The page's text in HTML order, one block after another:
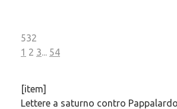
532
1 2 3 54
[item]
Lettere a saturno contro